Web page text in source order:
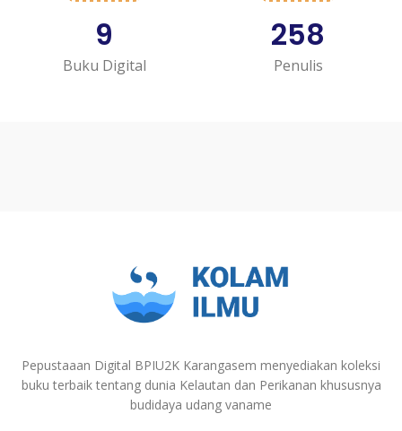
9
Buku Digital
258
Penulis
Pepustaaan Digital BPIU2K Karangasem menyediakan koleksi
buku terbaik tentang dunia Kelautan dan Perikanan khususnya
budidaya udang vaname